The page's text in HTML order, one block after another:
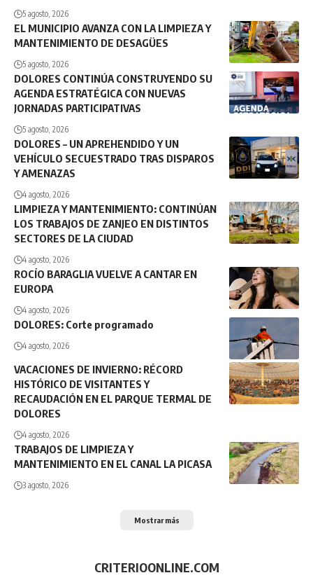
5 agosto, 2026
EL MUNICIPIO AVANZA CON LA LIMPIEZA Y
MANTENIMIENTO DE DESAGÜES
5 agosto, 2026
DOLORES CONTINÚA CONSTRUYENDO SU
AGENDA ESTRATÉGICA CON NUEVAS
JORNADAS PARTICIPATIVAS
5 agosto, 2026
DOLORES – UN APREHENDIDO Y UN
VEHÍCULO SECUESTRADO TRAS DISPAROS
Y AMENAZAS
4 agosto, 2026
LIMPIEZA Y MANTENIMIENTO: CONTINÚAN
LOS TRABAJOS DE ZANJEO EN DISTINTOS
SECTORES DE LA CIUDAD
4 agosto, 2026
ROCÍO BARAGLIA VUELVE A CANTAR EN
EUROPA
4 agosto, 2026
DOLORES: Corte programado
4 agosto, 2026
VACACIONES DE INVIERNO: RÉCORD
HISTÓRICO DE VISITANTES Y
RECAUDACIÓN EN EL PARQUE TERMAL DE
DOLORES
4 agosto, 2026
TRABAJOS DE LIMPIEZA Y
MANTENIMIENTO EN EL CANAL LA PICASA
3 agosto, 2026
Mostrar más
CRITERIOONLINE.COM